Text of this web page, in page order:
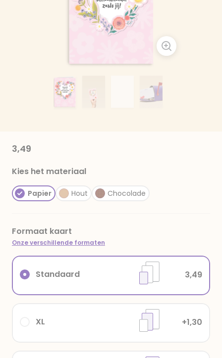
3,49
Kies het materiaal
Papier Hout Chocolade
Formaat kaart
Onze verschillende formaten
XL +1,30
Standaard 3,49